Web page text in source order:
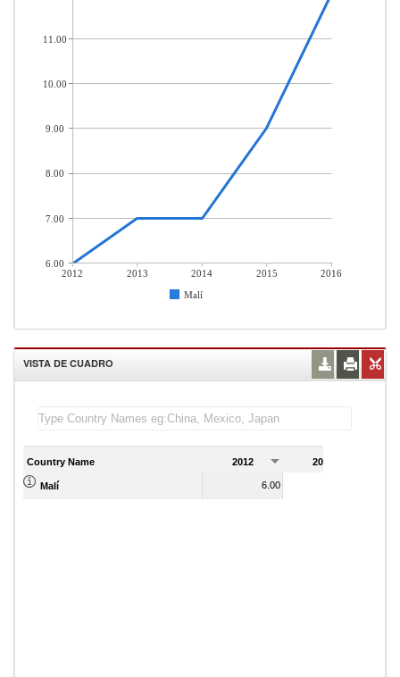
2012 2013 2014 2015
2016
Malí
11.00
10.00
9.00
8.00
7.00
6.00
VISTA DE CUADRO
Country Name 2012 2013
Malí 6.00